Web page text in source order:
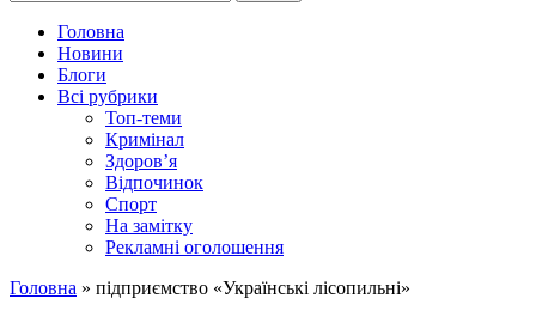
Головна
Новини
Блоги
Всі рубрики
Топ-теми
Кримінал
Здоров’я
Відпочинок
Спорт
На замітку
Рекламні оголошення
Головна » підприємство «Українські лісопильні»